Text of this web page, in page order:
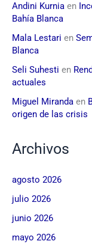
Andini Kurnia en
Bahía Blanca
Mala Lestari en
Blanca
Seli Suhesti en
actuales
Miguel Miranda en
origen de las crisis
Archivos
agosto 2026
julio 2026
junio 2026
mayo 2026